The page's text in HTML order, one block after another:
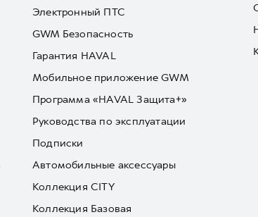
Электронный ПТС
GWM Безопасность
Гарантия HAVAL
Мобильное приложение GWM
Программа «HAVAL Защита+»
Руководства по эксплуатации
Подписки
Автомобильные аксессуары
Коллекция CITY
Коллекция Базовая